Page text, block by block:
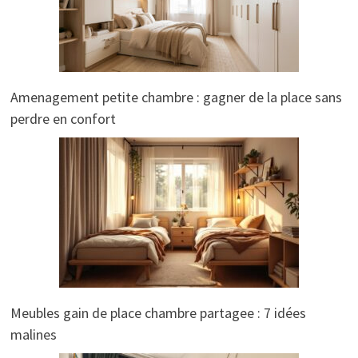
Amenagement petite chambre : gagner de la place sans
perdre en confort
Meubles gain de place chambre partagee : 7 idées
malines